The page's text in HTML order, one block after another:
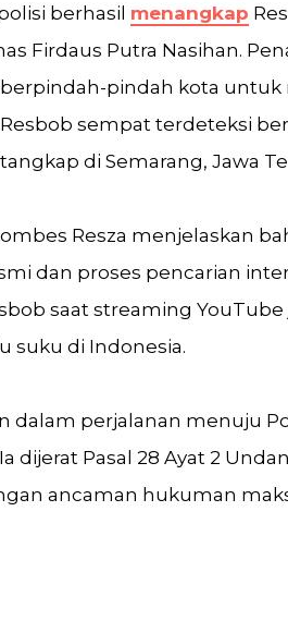
berhasil menangkap
Firdaus Putra Nasihan.
pindah kota untuk
sempat terdeteksi
di Semarang, Jawa
Resza menjelaskan
dan proses pencarian
saat streaming
suku di Indonesia.
dalam perjalanan menuju
dijerat Pasal 28 Ayat 2
ancaman hukuman